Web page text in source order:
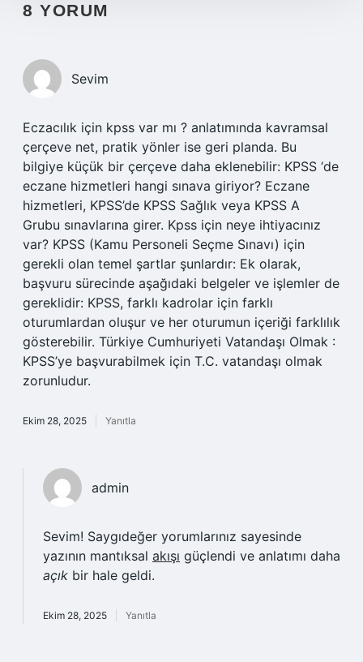
8 YORUM
Sevim
Eczacılık için kpss var mı ? anlatımında kavramsal
çerçeve net, pratik yönler ise geri planda. Bu
bilgiye küçük bir çerçeve daha eklenebilir: KPSS ‘de
eczane hizmetleri hangi sınava giriyor? Eczane
hizmetleri, KPSS’de KPSS Sağlık veya KPSS A
Grubu sınavlarına girer. Kpss için neye ihtiyacınız
var? KPSS (Kamu Personeli Seçme Sınavı) için
gerekli olan temel şartlar şunlardır: Ek olarak,
başvuru sürecinde aşağıdaki belgeler ve işlemler de
gereklidir: KPSS, farklı kadrolar için farklı
oturumlardan oluşur ve her oturumun içeriği farklılık
gösterebilir. Türkiye Cumhuriyeti Vatandaşı Olmak :
KPSS’ye başvurabilmek için T.C. vatandaşı olmak
zorunludur.
Ekim 28, 2025 Yanıtla
admin
Sevim! Saygıdeğer yorumlarınız sayesinde
yazının mantıksal akışı güçlendi ve anlatımı daha
açık bir hale geldi.
Ekim 28, 2025 Yanıtla